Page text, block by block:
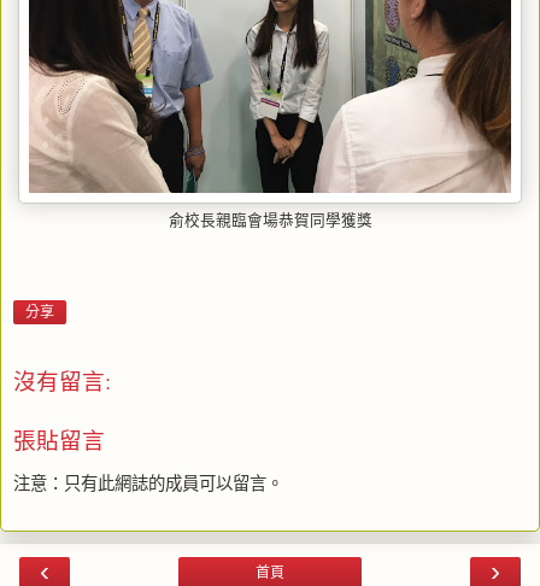
俞校長親臨會場恭賀同學獲獎
分享
沒有留言:
張貼留言
注意：只有此網誌的成員可以留言。
‹ ›
首頁